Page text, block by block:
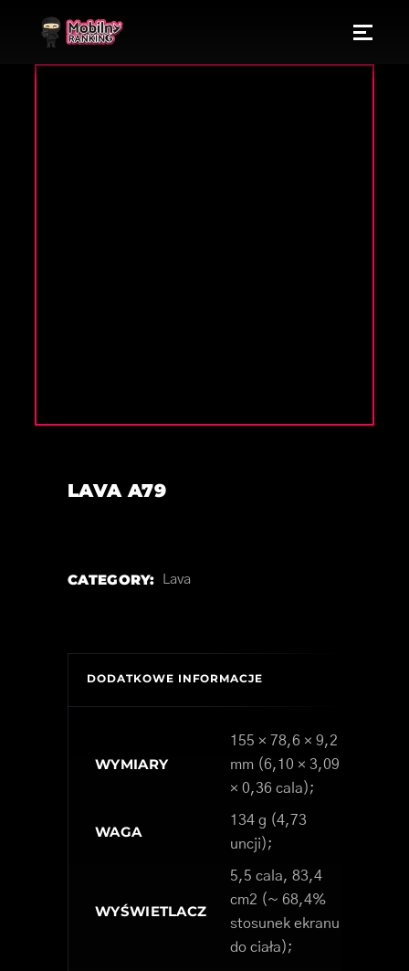
LAVA A79
CATEGORY: Lava
DODATKOWE INFORMACJE
WYMIARY
155 × 78,6 × 9,2
mm (6,10 × 3,09
× 0,36 cala);
WAGA
134 g (4,73
uncji);
WYŚWIETLACZ
5,5 cala, 83,4
cm2 (~ 68,4%
stosunek ekranu
do ciała);